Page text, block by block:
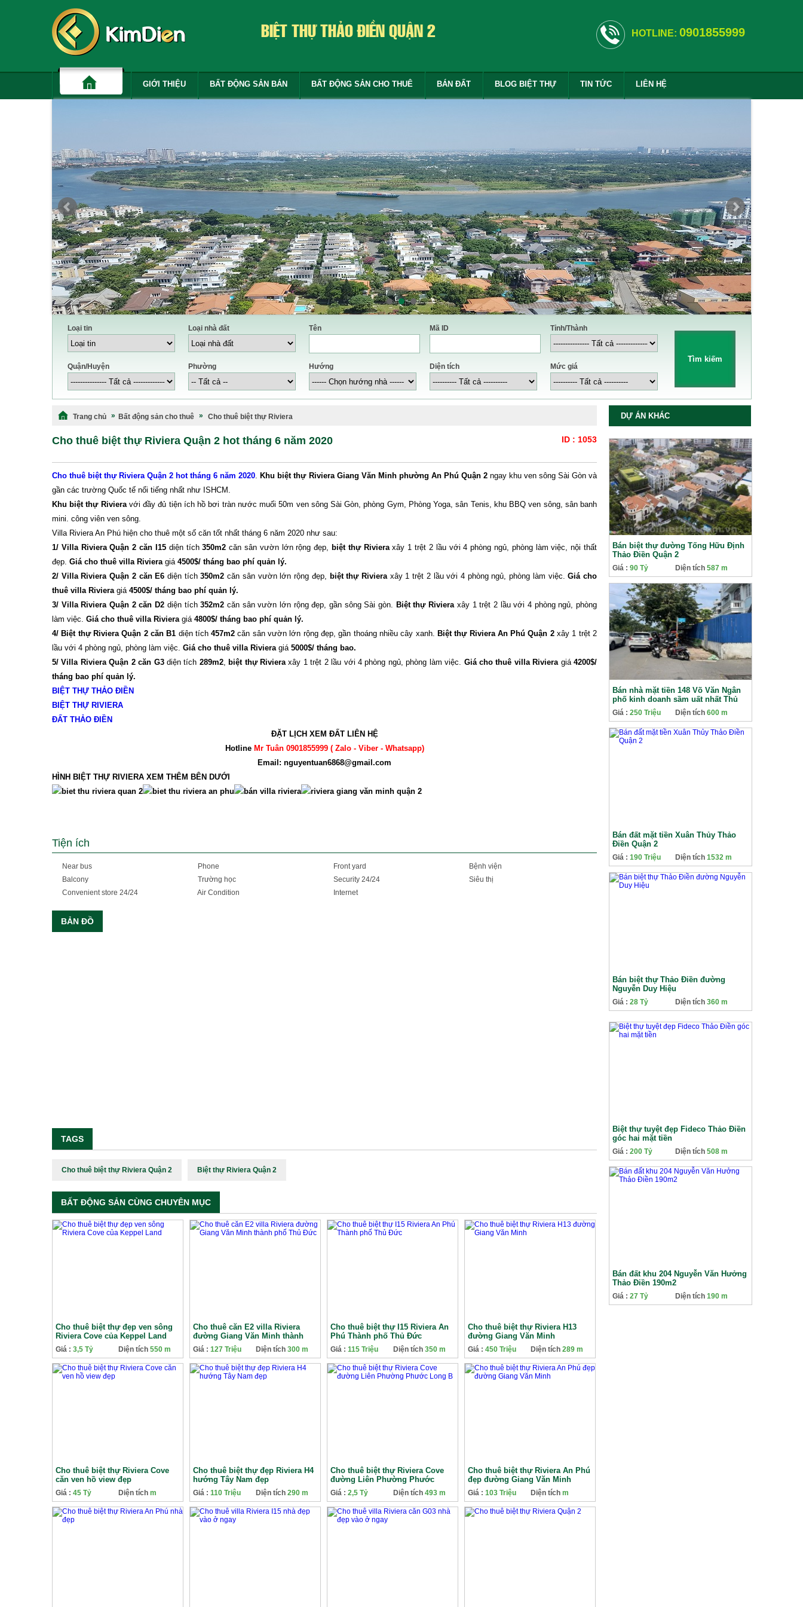
BIỆT THỰ THẢO ĐIỀN QUẬN 2 HOTLINE: 0901855999
GIỚI THIỆU BẤT ĐỘNG SẢN BÁN BẤT ĐỘNG SẢN CHO THUÊ BÁN ĐẤT BLOG BIỆT THỰ TIN TỨC LIÊN HỆ
Loại tin Loại nhà đất Tên Mã ID Tỉnh/Thành
Quận/Huyện Phường Hướng Diện tích Mức giá
Trang chủ Bất động sản cho thuê Cho thuê biệt thự Riviera
Cho thuê biệt thự Riviera Quận 2 hot tháng 6 năm 2020 ID : 1053
Cho thuê biệt thự Riviera Quận 2 hot tháng 6 năm 2020. Khu biệt thự Riviera Giang Văn Minh phường An Phú Quận 2 ngay khu ven sông Sài Gòn và
gần các trường Quốc tế nổi tiếng nhất như ISHCM.
Khu biệt thự Riviera với đầy đủ tiện ích hồ bơi tràn nước muối 50m ven sông Sài Gòn, phòng Gym, Phòng Yoga, sân Tenis, khu BBQ ven sông, sân banh
mini. công viên ven sông.
Villa Riviera An Phú hiện cho thuê một số căn tốt nhất tháng 6 năm 2020 như sau:
1/ Villa Riviera Quận 2 căn I15 diện tích350m2 căn sân vườn lớn rộng đẹp, biệt thự Rivieraxây 1 trệt 2 lầu với 4 phòng ngủ, phòng làm việc, nội thất
đẹp. Giá cho thuê villa Rivieragiá 4500$/ tháng bao phí quản lý.
2/ Villa Riviera Quận 2 căn E6diện tích350m2 căn sân vườn lớn rộng đẹp, biệt thự Rivieraxây 1 trệt 2 lầu với 4 phòng ngủ, phòng làm việc.Giá cho
thuê villa Rivieragiá 4500$/ tháng bao phí quản lý.
3/ Villa Riviera Quận 2 căn D2 diện tích352m2 căn sân vườn lớn rộng đẹp, gần sông Sài gòn. Biệt thự Rivieraxây 1 trệt 2 lầu với 4 phòng ngủ, phòng
làm việc. Giá cho thuê villa Rivieragiá 4800$/ tháng bao phí quản lý.
4/ Biệt thự Riviera Quận 2 căn B1 diện tích457m2 căn sân vườn lớn rộng đẹp, gần thoáng nhiều cây xanh. Biệt thự Riviera An Phú Quận 2xây 1 trệt 2
lầu với 4 phòng ngủ, phòng làm việc. Giá cho thuê villa Rivieragiá 5000$/ tháng bao.
5/ Villa Riviera Quận 2 căn G3 diện tích 289m2, biệt thự Rivieraxây 1 trệt 2 lầu với 4 phòng ngủ, phòng làm việc. Giá cho thuê villa Rivieragiá4200$/
tháng bao phí quản lý.
BIỆT THỰ THẢO ĐIỀN
BIỆT THỰ RIVIERA
ĐẤT THẢO ĐIỀN
ĐẶT LỊCH XEM ĐẤT LIÊN HỆ
Hotline Mr Tuân 0901855999 ( Zalo - Viber - Whatsapp)
Email: nguyentuan6868@gmail.com
HÌNH BIỆT THỰ RIVIERA XEM THÊM BÊN DƯỚI
Tiện ích
Near bus Phone Front yard
Bệnh viện
Balcony
Trường học Security 24/24
Siêu thị
Convenient store 24/24
Air Condition Internet
BẢN ĐỒ
TAGS
Cho thuê biệt thự Riviera Quận 2 Biệt thự Riviera Quận 2
BẤT ĐỘNG SẢN CÙNG CHUYÊN MỤC
Cho thuê biệt thự đẹp ven sông
Riviera Cove của Keppel Land
Giá : 3,5 Tỷ Diện tích 550 m
Cho thuê căn E2 villa Riviera
đường Giang Văn Minh thành
phố Thủ Đức
Giá : 127 Triệu Diện tích 300 m
Cho thuê biệt thự I15 Riviera An
Phú Thành phố Thủ Đức
Giá : 115 Triệu Diện tích 350 m
Cho thuê biệt thự Riviera H13
đường Giang Văn Minh
Giá : 450 Triệu Diện tích 289 m
Cho thuê biệt thự Riviera Cove
căn ven hồ view đẹp
Giá : 45 Tỷ Diện tích m
Cho thuê biệt thự đẹp Riviera H4
hướng Tây Nam đẹp
Giá : 110 Triệu Diện tích 290 m
Cho thuê biệt thự Riviera Cove
đường Liên Phường Phước
Long B
Giá : 2,5 Tỷ Diện tích 493 m
Cho thuê biệt thự Riviera An Phú
đẹp đường Giang Văn Minh
Giá : 103 Triệu Diện tích m
DỰ ÁN KHÁC
Bán biệt thự đường Tống Hữu Định
Thảo Điền Quận 2
Giá : 90 Tỷ Diện tích 587 m
Bán nhà mặt tiền 148 Võ Văn Ngân
phố kinh doanh sầm uất nhất Thủ
Đức
Giá : 250 Triệu Diện tích 600 m
Bán đất mặt tiền Xuân Thủy Thảo
Điền Quận 2
Giá : 190 Triệu Diện tích 1532 m
Bán biệt thự Thảo Điền đường
Nguyễn Duy Hiệu
Giá : 28 Tỷ Diện tích 360 m
Biệt thự tuyệt đẹp Fideco Thảo Điền
góc hai mặt tiền
Giá : 200 Tỷ Diện tích 508 m
Bán đất khu 204 Nguyễn Văn Hưởng
Thảo Điền 190m2
Giá : 27 Tỷ Diện tích 190 m